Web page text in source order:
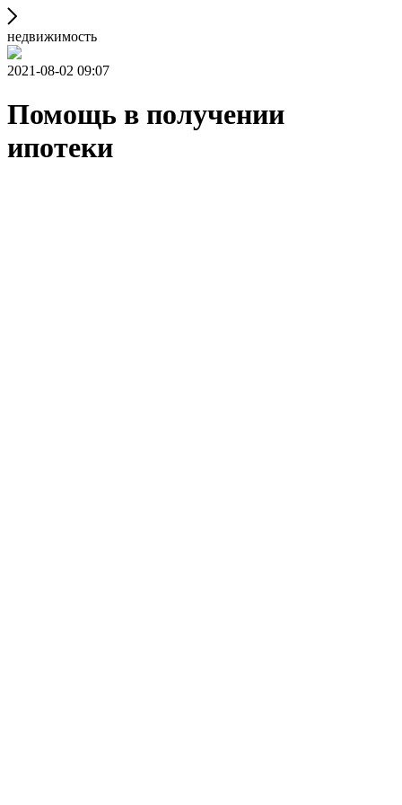
недвижимость
2021-08-02 09:07
Помощь в получении
ипотеки